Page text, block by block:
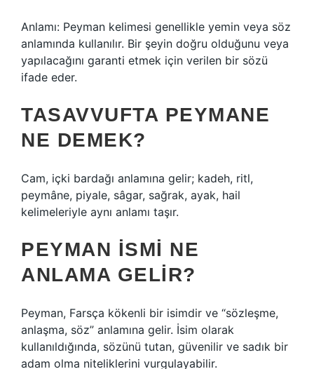
Anlamı: Peyman kelimesi genellikle yemin veya söz
anlamında kullanılır. Bir şeyin doğru olduğunu veya
yapılacağını garanti etmek için verilen bir sözü
ifade eder.
TASAVVUFTA PEYMANE
NE DEMEK?
Cam, içki bardağı anlamına gelir; kadeh, ritl,
peymâne, piyale, sâgar, sağrak, ayak, hail
kelimeleriyle aynı anlamı taşır.
PEYMAN ISMI NE
ANLAMA GELIR?
Peyman, Farsça kökenli bir isimdir ve “sözleşme,
anlaşma, söz” anlamına gelir. İsim olarak
kullanıldığında, sözünü tutan, güvenilir ve sadık bir
adam olma niteliklerini vurgulayabilir.